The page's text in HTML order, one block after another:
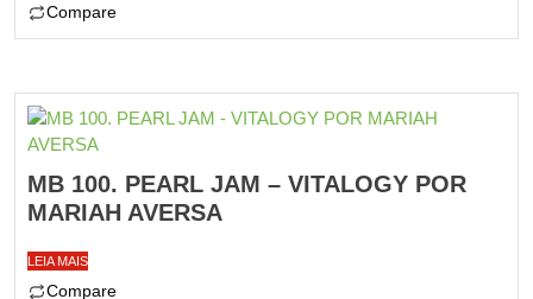
Compare
MB 100. PEARL JAM – VITALOGY POR
MARIAH AVERSA
LEIA MAIS
Compare